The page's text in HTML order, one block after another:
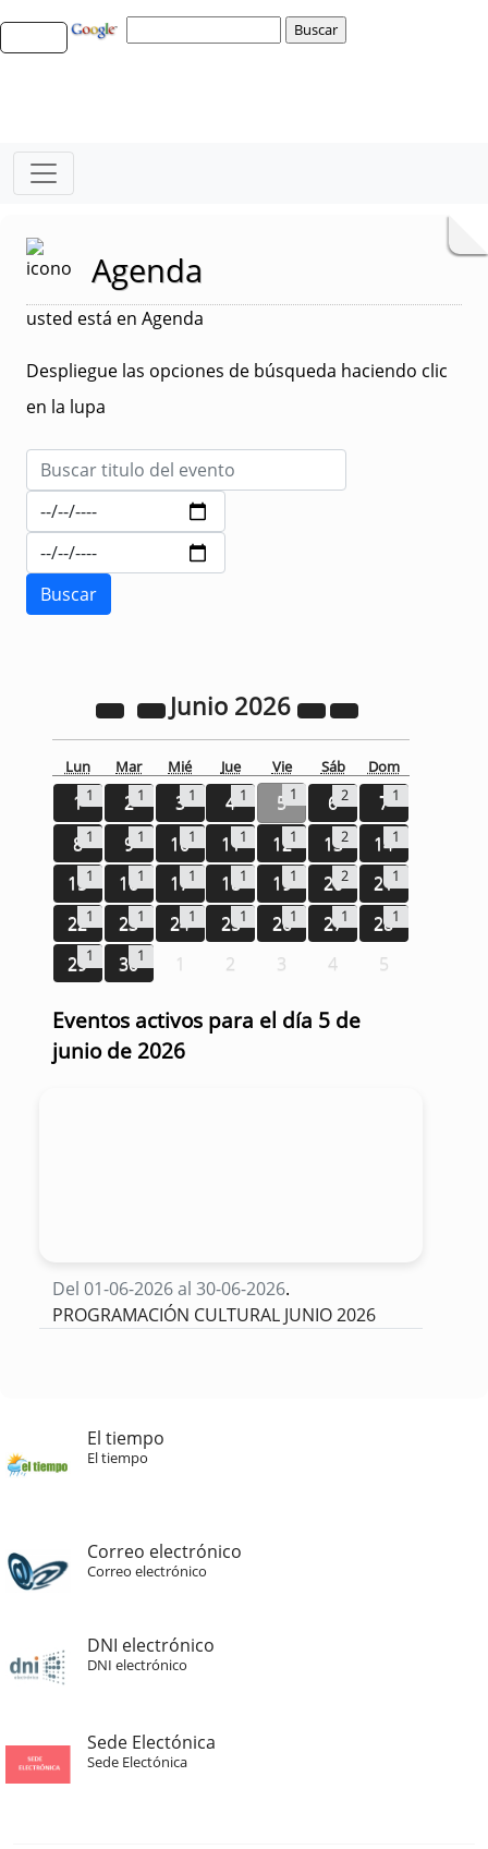
Agenda
usted está en Agenda
Despliegue las opciones de búsqueda haciendo clic
en la lupa
Junio 2026
Lun Mar Mié Jue Vie Sáb Dom
1 1 2 1 3 1 4 1 5 1 62 7 1
8 1 9 1 101 111 121 132 141
151 161 171 181 191 202 211
221 231 241 251 261 271 281
291 301 1 2 3 4 5
Eventos activos para el día 5 de
junio de 2026
Del 01-06-2026 al 30-06-2026.
PROGRAMACIÓN CULTURAL JUNIO 2026
El tiempo
El tiempo
Correo electrónico
Correo electrónico
DNI electrónico
DNI electrónico
Sede Electónica
Sede Electónica